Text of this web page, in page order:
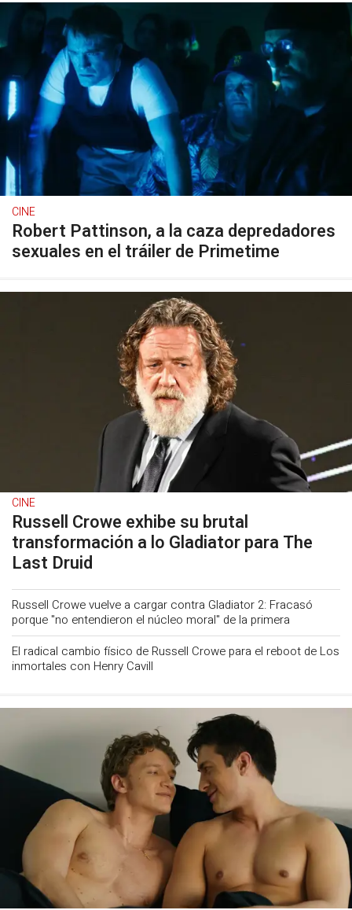
CINE
Robert Pattinson, a la caza depredadores
sexuales en el tráiler de Primetime
CINE
Russell Crowe exhibe su brutal
transformación a lo Gladiator para The
Last Druid
Russell Crowe vuelve a cargar contra Gladiator 2: Fracasó
porque "no entendieron el núcleo moral" de la primera
El radical cambio físico de Russell Crowe para el reboot de Los
inmortales con Henry Cavill